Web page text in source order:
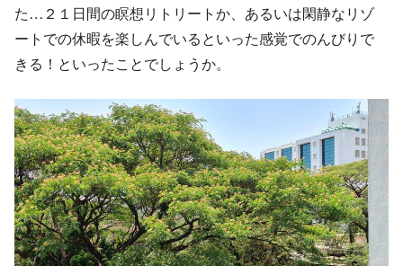
た…２１日間の瞑想リトリートか、あるいは閑静なリゾ
ートでの休暇を楽しんでいるといった感覚でのんびりで
きる！といったことでしょうか。